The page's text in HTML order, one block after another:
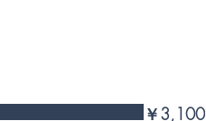
￥3,100